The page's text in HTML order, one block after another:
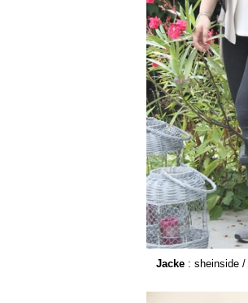
Jacke: sheinside /